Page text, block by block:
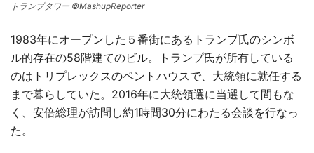
トランプタワー ©MashupReporter
1983年にオープンした５番街にあるトランプ氏のシンボ
ル的存在の58階建てのビル。トランプ氏が所有している
のはトリプレックスのペントハウスで、大統領に就任する
まで暮らしていた。2016年に大統領選に当選して間もな
く、安倍総理が訪問し約1時間30分にわたる会談を行なっ
た。